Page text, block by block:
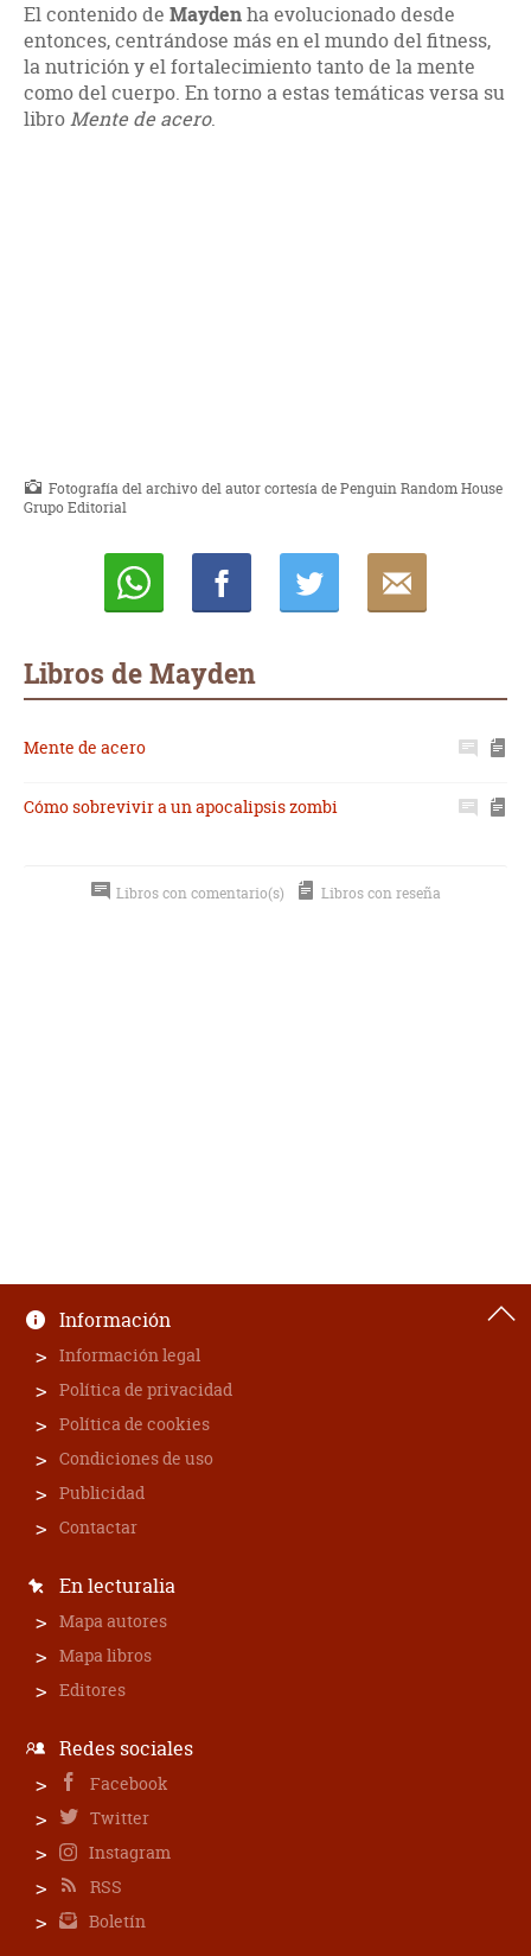
El contenido de Maydenha evolucionado desde
entonces, centrándose más en el mundo del fitness,
la nutrición y el fortalecimiento tanto de la mente
como del cuerpo. En torno a estas temáticas versa su
libroMente de acero.
Fotografía del archivo del autor cortesía de Penguin Random House
Grupo Editorial
Libros de Mayden
Mente de acero
Cómo sobrevivir a un apocalipsis zombi
Libros con comentario(s) Libros con reseña
Información
Información legal
Política de privacidad
Política de cookies
Condiciones de uso
Publicidad
Contactar
En lecturalia
Mapa autores
Mapa libros
Editores
Redes sociales
Facebook
Twitter
Instagram
RSS
Boletín